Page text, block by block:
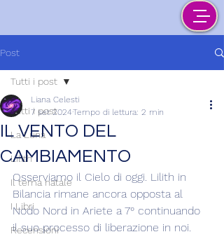
Post
Tutti i post
La Luna
Lilith
Il tema natale
I Libri
Recensioni
Tutti i post
IL VENTO DEL
CAMBIAMENTO
Liana Celesti
7 set 2024Tempo di lettura: 2 min
Osserviamo il Cielo di oggi. Lilith in
Bilancia rimane ancora opposta al
Nodo Nord in Ariete a 7° continuando
il suo processo di liberazione in noi.